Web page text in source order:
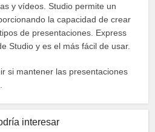
y vídeos. Studio permite un
la capacidad de crear
de presentaciones. Express
Studio y es el más fácil de usar.
si mantener las presentaciones
interesar